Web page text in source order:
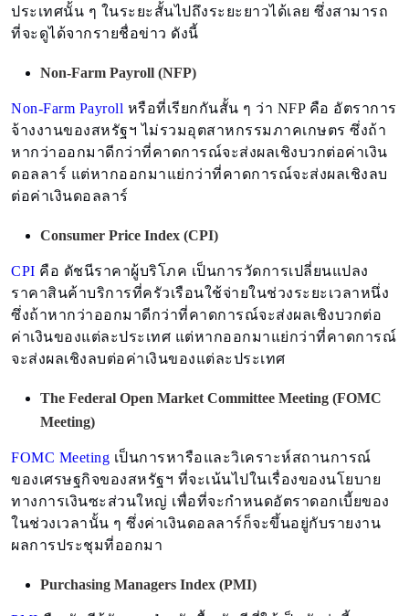
ประเทศนั้น ๆ ในระยะสั้นไปถึงระยะยาวได้เลย ซึ่งสามารถ
ที่จะดูได้จากรายชื่อข่าว ดังนี้
Non-Farm Payroll (NFP)
Non-Farm Payroll หรือที่เรียกกันสั้น ๆ ว่า NFP คือ อัตราการ
จ้างงานของสหรัฐฯ ไม่รวมอุตสาหกรรมภาคเกษตร ซึ่งถ้า
หากว่าออกมาดีกว่าที่คาดการณ์จะส่งผลเชิงบวกต่อค่าเงิน
ดอลลาร์ แต่หากออกมาแย่กว่าที่คาดการณ์จะส่งผลเชิงลบ
ต่อค่าเงินดอลลาร์
Consumer Price Index (CPI)
CPI คือ ดัชนีราคาผู้บริโภค เป็นการวัดการเปลี่ยนแปลง
ราคาสินค้าบริการที่ครัวเรือนใช้จ่ายในช่วงระยะเวลาหนึ่ง
ซึ่งถ้าหากว่าออกมาดีกว่าที่คาดการณ์จะส่งผลเชิงบวกต่อ
ค่าเงินของแต่ละประเทศ แต่หากออกมาแย่กว่าที่คาดการณ์
จะส่งผลเชิงลบต่อค่าเงินของแต่ละประเทศ
The Federal Open Market Committee Meeting (FOMC
Meeting)
FOMC Meeting เป็นการหารือและวิเคราะห์สถานการณ์
ของเศรษฐกิจของสหรัฐฯ ที่จะเน้นไปในเรื่องของนโยบาย
ทางการเงินซะส่วนใหญ่ เพื่อที่จะกำหนดอัตราดอกเบี้ยของ
ในช่วงเวลานั้น ๆ ซึ่งค่าเงินดอลลาร์ก็จะขึ้นอยู่กับรายงาน
ผลการประชุมที่ออกมา
Purchasing Managers Index (PMI)